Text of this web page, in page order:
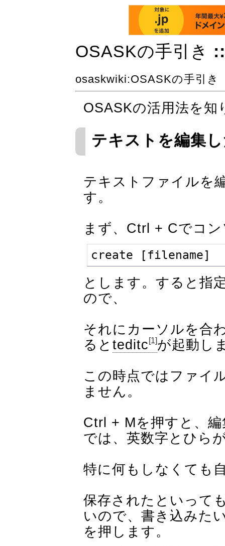
OSASKの手引き
osaskwiki:OSASKの手引き
OSASKの活用法を知
テキストを編集
テキストファイルを
す。
まず、Ctrl + Cでコ
create [filename]
とします。すると指
ので、
それにカーソルを合
ると teditc [1]が起動し
この時点ではファイ
ません。
Ctrl + Mを押すと、
では、英数字とひら
特に何もしなくても
保存されたといって
いので、書き込みた
を押します。